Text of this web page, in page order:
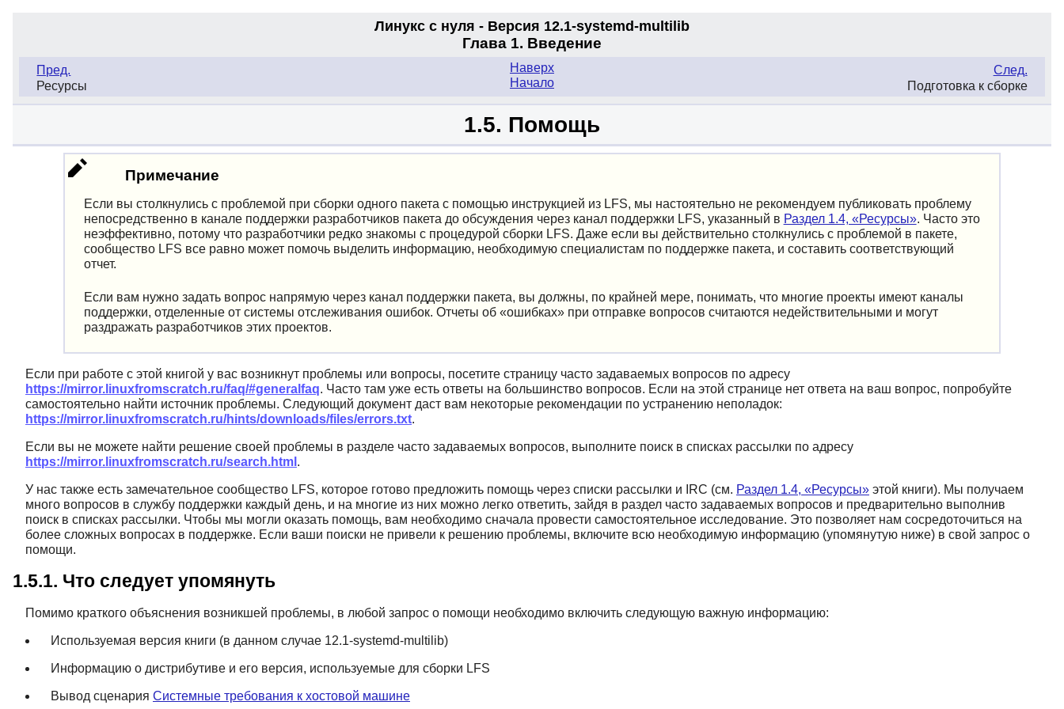
Линукс с нуля - Версия 12.1-systemd-multilib
Глава 1. Введение
Пред.
Ресурсы
След.
Подготовка к сборке
Наверх
Начало
1.5. Помощь
Примечание
Если вы столкнулись с проблемой при сборки одного пакета с помощью инструкцией из LFS, мы настоятельно не рекомендуем публиковать проблему
непосредственно в канале поддержки разработчиков пакета до обсуждения через канал поддержки LFS, указанный в Раздел 1.4, «Ресурсы». Часто это
неэффективно, потому что разработчики редко знакомы с процедурой сборки LFS. Даже если вы действительно столкнулись с проблемой в пакете,
сообщество LFS все равно может помочь выделить информацию, необходимую специалистам по поддержке пакета, и составить соответствующий
отчет.
Если вам нужно задать вопрос напрямую через канал поддержки пакета, вы должны, по крайней мере, понимать, что многие проекты имеют каналы
поддержки, отделенные от системы отслеживания ошибок. Отчеты об «ошибках»при отправке вопросов считаются недействительными и могут
раздражать разработчиков этих проектов.
Если при работе с этой книгой у вас возникнут проблемы или вопросы, посетите страницу часто задаваемых вопросов по адресу
https://mirror.linuxfromscratch.ru/faq/#generalfaq. Часто там уже есть ответы на большинство вопросов. Если на этой странице нет ответа на ваш вопрос, попробуйте
самостоятельно найти источник проблемы. Следующий документ даст вам некоторые рекомендации по устранению неполадок:
https://mirror.linuxfromscratch.ru/hints/downloads/files/errors.txt.
Если вы не можете найти решение своей проблемы в разделе часто задаваемых вопросов, выполните поиск в списках рассылки по адресу
https://mirror.linuxfromscratch.ru/search.html .
У нас также есть замечательное сообщество LFS, которое готово предложить помощь через списки рассылки и IRC (см. Раздел 1.4, «Ресурсы» этой книги). Мы получаем
много вопросов в службу поддержки каждый день, и на многие из них можно легко ответить, зайдя в раздел часто задаваемых вопросов и предварительно выполнив
поиск в списках рассылки. Чтобы мы могли оказать помощь, вам необходимо сначала провести самостоятельное исследование. Это позволяет нам сосредоточиться на
более сложных вопросах в поддержке. Если ваши поиски не привели к решению проблемы, включите всю необходимую информацию (упомянутую ниже) в свой запрос о
помощи.
1.5.1. Что следует упомянуть
Помимо краткого объяснения возникшей проблемы, в любой запрос о помощи необходимо включить следующую важную информацию:
Используемая версия книги (в данном случае 12.1-systemd-multilib)
Информацию о дистрибутиве и его версия, используемые для сборки LFS
Вывод сценария Системные требования к хостовой машине